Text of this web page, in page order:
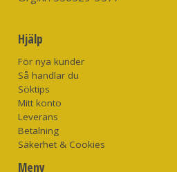
Hjälp
För nya kunder
Så handlar du
Söktips
Mitt konto
Leverans
Betalning
Säkerhet & Cookies
Meny